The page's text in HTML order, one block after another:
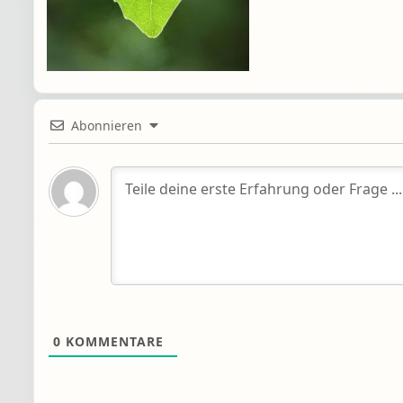
Abonnieren
0 KOMMENTARE